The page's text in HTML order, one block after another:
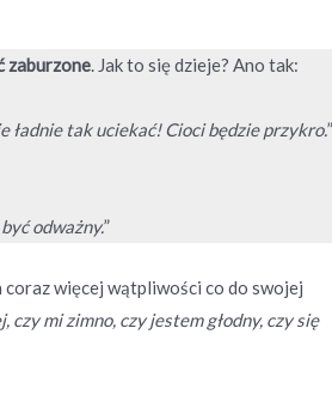
zaburzone. Jak to się dzieje? Ano tak:
ładnie tak uciekać! Cioci będzie przykro.”
odważny.”
coraz więcej wątpliwości co do swojej
czy mi zimno, czy jestem głodny, czy się